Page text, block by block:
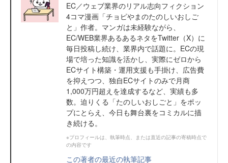
EC／ウェブ業界のリアル志向フィクション
4コマ漫画「チョピやまのたのしいおしご
と」作者。マンガは未経験ながら、
EC/WEB業界あるあるネタをTwitter（X）に
毎日投稿し続け、業界内で話題に。ECの現
場で培った知識を活かし、実際にゼロから
ECサイト構築・運用支援も手掛け、広告費
を抑えつつ、独自ECサイトのみで月商
1,000万円超えを達成するなど、実績も多
数。迫りくる「たのしいおしごと」をポッ
プにとらえ、今日も舞台裏をコミカルに描
き続ける。
※プロフィールは、執筆時点、または直近の記事の寄稿時点で
の内容です
この著者の最近の執筆記事